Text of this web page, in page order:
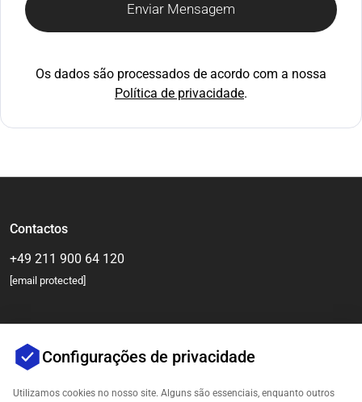
Enviar Mensagem
Os dados são processados de acordo com a nossa
Política de privacidade.
Contactos
+49 211 900 64 120
[email protected]
Configurações de privacidade
Utilizamos cookies no nosso site. Alguns são essenciais, enquanto outros